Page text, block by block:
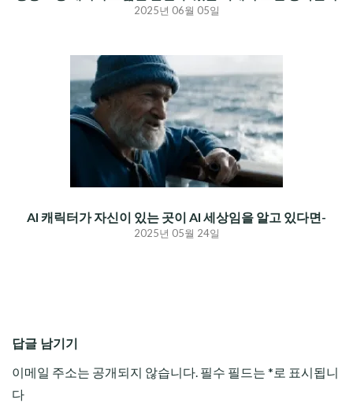
2025년 06월 05일
AI 캐릭터가 자신이 있는 곳이 AI 세상임을 알고 있다면-
2025년 05월 24일
답글 남기기
이메일 주소는 공개되지 않습니다. 필수 필드는 * 로 표시됩니
다